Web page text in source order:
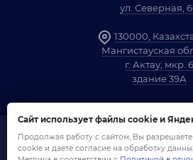
ул. Северная,
130000,
Мангистауская
г. Актау, мкр. 6
здание 39А
1958-2026 ©
Политика обработки
Сайт использует файлы cookie и
Продолжая работу с сайтом, Вы
cookie и даете согласие на обработку